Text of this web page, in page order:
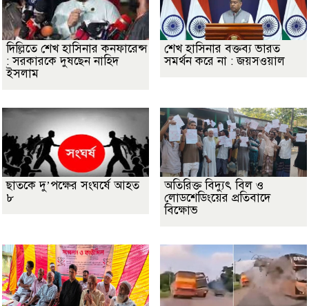
দিল্লিতে শেখ হাসিনার কনফারেন্স
: সরকারকে দুষছেন নাহিদ
ইসলাম
শেখ হাসিনার বক্তব্য ভারত
সমর্থন করে না : জয়সওয়াল
ছাতকে দু’পক্ষের সংঘর্ষে আহত
৮
অতিরিক্ত বিদ্যুৎ বিল ও
লোডশেডিংয়ের প্রতিবাদে
বিক্ষোভ